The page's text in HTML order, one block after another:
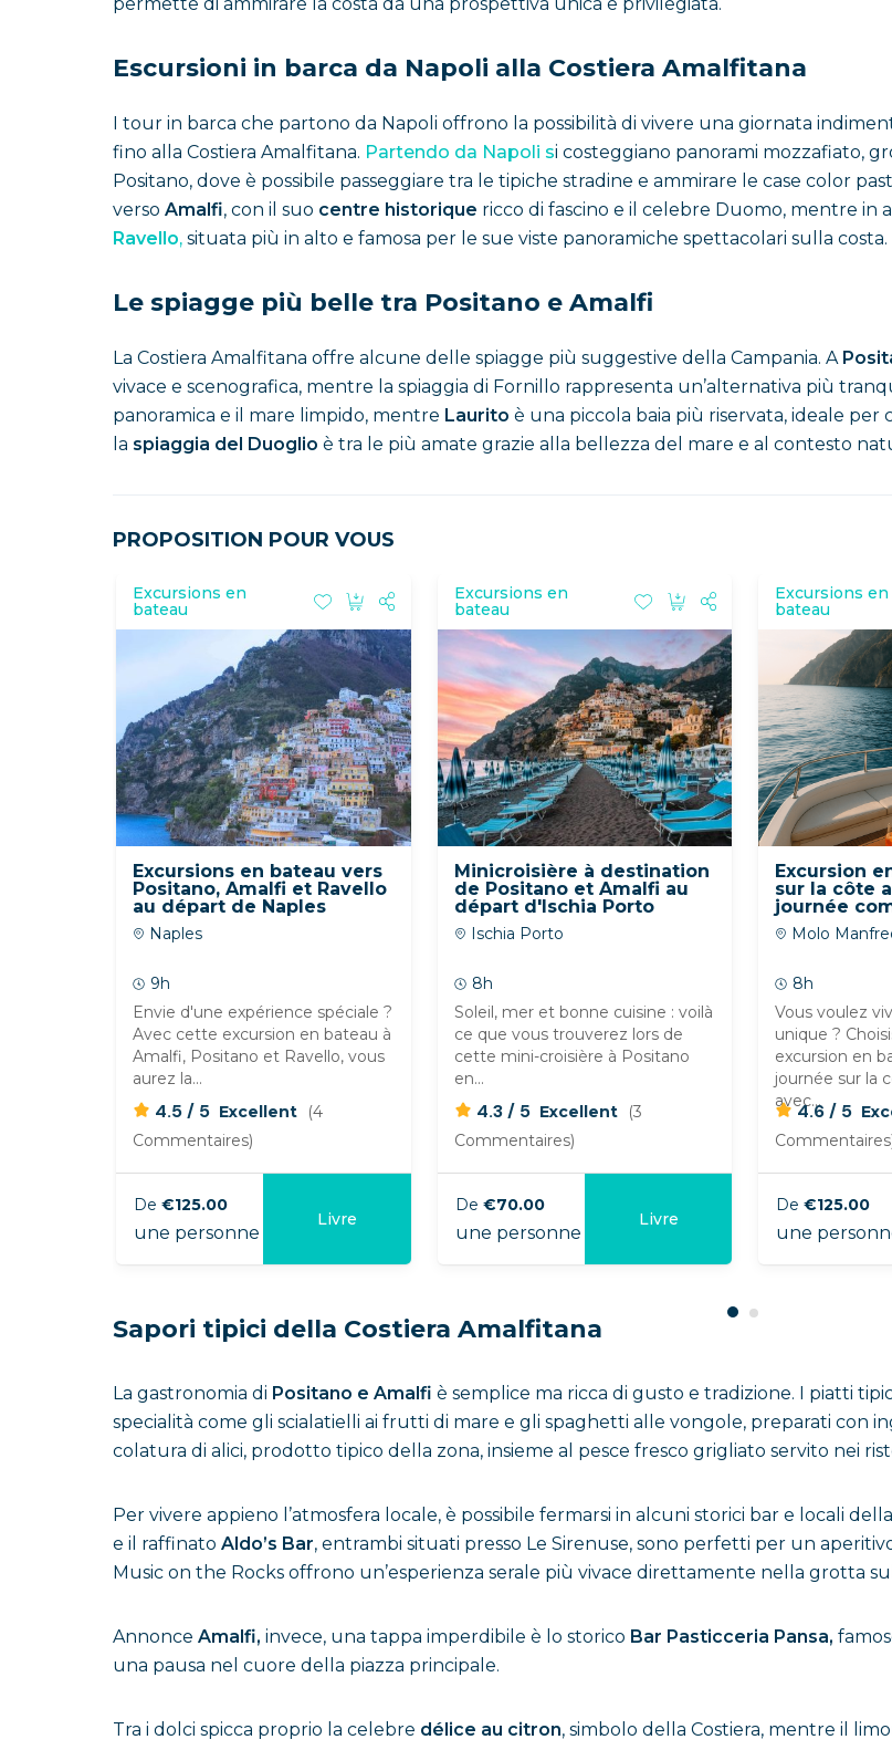
Escursioni in barca da Napoli alla Costiera Amalfitana
I tour in barca che partono da Napoli offrono la possibilità di vivere una giornata
fino alla Costiera Amalfitana. Partendo da Napoli si costeggiano panorami mozzafiato,
Positano, dove è possibile passeggiare tra le tipiche stradine e ammirare le case color
verso Amalfi, con il suo centre historique ricco di fascino e il celebre Duomo, mentre
Ravello, situata più in alto e famosa per le sue viste panoramiche spettacolari sulla costa.
Le spiagge più belle tra Positano e Amalfi
La Costiera Amalfitana offre alcune delle spiagge più suggestive della Campania. A
vivace e scenografica, mentre la spiaggia di Fornillo rappresenta un’alternativa più
panoramica e il mare limpido, mentre Laurito è una piccola baia più riservata, ideale per
la spiaggia del Duoglio è tra le più amate grazie alla bellezza del mare e al contesto
PROPOSITION POUR VOUS
Excursions en
bateau
Excursion
sur la côte
journée
apéritif, au
Salerne et
Molo
8h
Vous voulez
unique ?
excursion en
journée sur la
avec...
4.6/ 5
De€125.00
une
Excursions en
bateau
Minicroisière à destination
de Positano et Amalfi au
départ d'Ischia Porto
Ischia Porto
8h
Soleil, mer et bonne cuisine : voilà
ce que vous trouverez lors de
cette mini-croisière à Positano
en...
4.3 /5 Excellent
(3
Commentaires)
De €70.00
une personne
Livre
Excursions en
bateau
Excursions en bateau vers
Positano, Amalfi et Ravello
au départ de Naples
Naples
9h
Envie d'une expérience spéciale ?
Avec cette excursion en bateau à
Amalfi, Positano et Ravello, vous
aurez la...
4.5 / 5 Excellent
(4
Commentaires)
De €125.00
une personne
Livre
Sapori tipici della Costiera Amalfitana
La gastronomia di Positano e Amalfi è semplice ma ricca di gusto e tradizione. I piatti
specialità come gli scialatielli ai frutti di mare e gli spaghetti alle vongole, preparati con
colatura di alici, prodotto tipico della zona, insieme al pesce fresco grigliato servito nei
Per vivere appieno l’atmosfera locale, è possibile fermarsi in alcuni storici bar e locali della
e il raffinato Aldo’s Bar, entrambi situati presso Le Sirenuse, sono perfetti per un
Music on the Rocks offrono un’esperienza serale più vivace direttamente nella grotta
Annonce Amalfi, invece, una tappa imperdibile è lo storico Bar Pasticceria Pansa,
una pausa nel cuore della piazza principale.
Tra i dolci spicca proprio la celebre délice au citron, simbolo della Costiera, mentre il